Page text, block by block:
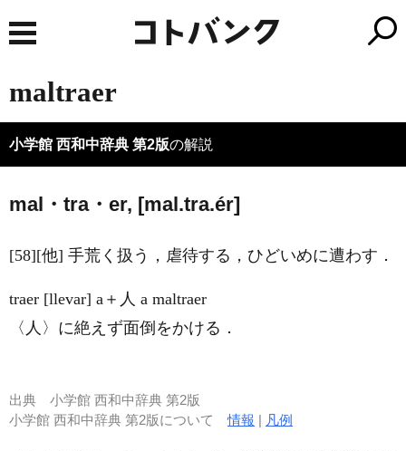
maltraer
小学館 西和中辞典 第2版の解説
mal・tra・er, [mal.tra.ér]
[58][他] 手荒く扱う，虐待する，ひどいめに遭わす．
traer [llevar] a＋人 a maltraer
〈人〉に絶えず面倒をかける．
出典 小学館 西和中辞典 第2版
小学館 西和中辞典 第2版について情報 | 凡例